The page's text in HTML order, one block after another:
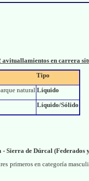
en carrera
Tipo
natural Líquido
Líquido/Sólido
Sierra de Dúrcal (Federados
primeros en categoría